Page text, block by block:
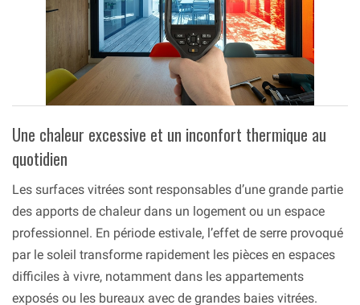
Une chaleur excessive et un inconfort thermique au
quotidien
Les surfaces vitrées sont responsables d’une grande partie
des apports de chaleur dans un logement ou un espace
professionnel. En période estivale, l’effet de serre provoqué
par le soleil transforme rapidement les pièces en espaces
difficiles à vivre, notamment dans les appartements
exposés ou les bureaux avec de grandes baies vitrées.